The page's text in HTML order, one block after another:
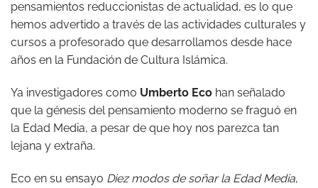
pensamientos reduccionistas de actualidad, es lo que
hemos advertido a través de las actividades culturales y
cursos a profesorado que desarrollamos desde hace
años en la Fundación de Cultura Islámica.
Ya investigadores como Umberto Eco han señalado
que la génesis del pensamiento moderno se fraguó en
la Edad Media, a pesar de que hoy nos parezca tan
lejana y extraña.
Eco en su ensayo Diez modos de soñar la Edad Media,